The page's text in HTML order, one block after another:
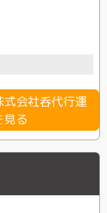
会社呑代行運
見る